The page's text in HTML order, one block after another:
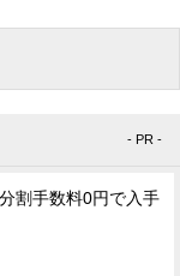
- PR -
割手数料0円で入手